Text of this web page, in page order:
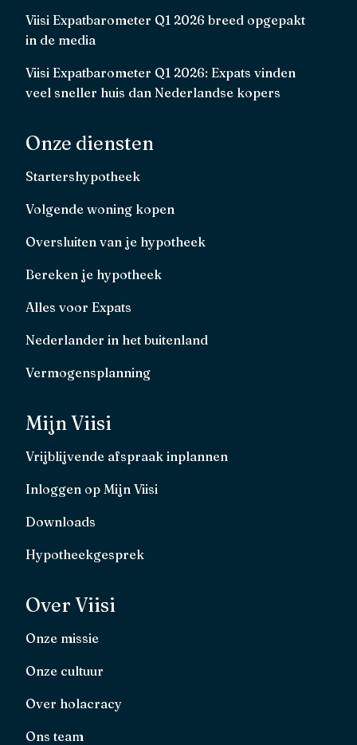
Viisi Expatbarometer Q1 2026 breed opgepakt
in de media
Viisi Expatbarometer Q1 2026: Expats vinden
veel sneller huis dan Nederlandse kopers
Onze diensten
Startershypotheek
Volgende woning kopen
Oversluiten van je hypotheek
Bereken je hypotheek
Alles voor Expats
Nederlander in het buitenland
Vermogensplanning
Mijn Viisi
Vrijblijvende afspraak inplannen
Inloggen op Mijn Viisi
Downloads
Hypotheekgesprek
Over Viisi
Onze missie
Onze cultuur
Over holacracy
Ons team